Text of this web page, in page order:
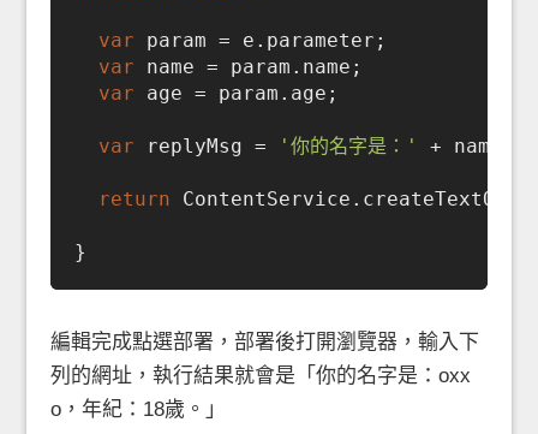
var param = e.parameter;
var name = param.name;
var age = param.age;
var replyMsg = '你的名字是：' + name +
return
編輯完成點選部署，部署後打開瀏覽器，輸入下
列的網址，執行結果就會是「你的名字是：oxx
o，年紀：18歲。」